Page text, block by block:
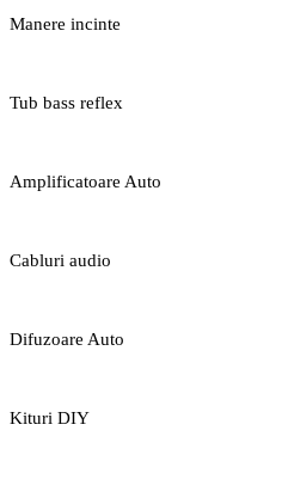
Manere incinte
Tub bass reflex
Amplificatoare Auto
Cabluri audio
Difuzoare Auto
Kituri DIY